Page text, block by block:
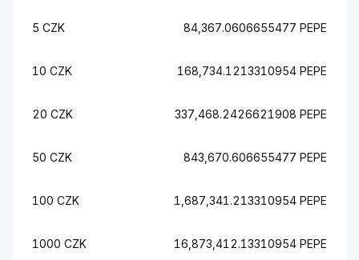
5 CZK 84,367.0606655477 PEPE
10 CZK 168,734.1213310954 PEPE
20 CZK 337,468.2426621908 PEPE
50 CZK 843,670.606655477 PEPE
100 CZK 1,687,341.213310954 PEPE
1000 CZK 16,873,412.13310954 PEPE